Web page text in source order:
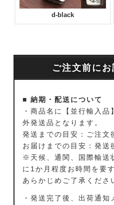
d-black
ご注文前に
■ 納期・配送について
・商品名に【並行輸入
外発送品となります。
発送までの目安：ご注
お届けまでの目安：発送
※天候、通関、国際輸送
に1か月程度お時間を要
あらかじめご了承くださ
・発送完了後、出荷通